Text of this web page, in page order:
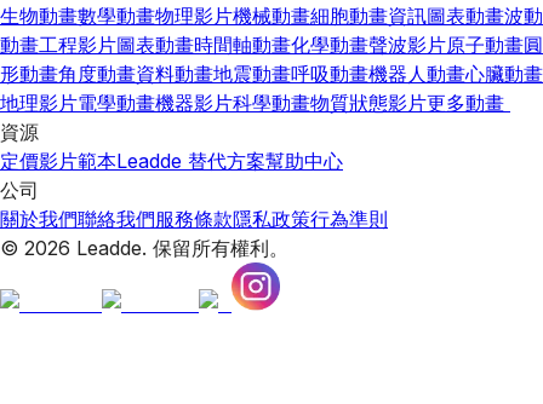
生物動畫數學動畫物理影片機械動畫細胞動畫資訊圖表動畫波動
動畫工程影片圖表動畫時間軸動畫化學動畫聲波影片原子動畫圓
形動畫角度動畫資料動畫地震動畫呼吸動畫機器人動畫心臟動畫
地理影片電學動畫機器影片科學動畫物質狀態影片更多動畫
資源
定價影片範本Leadde 替代方案幫助中心
公司
關於我們聯絡我們服務條款隱私政策行為準則
© 2026 Leadde. 保留所有權利。